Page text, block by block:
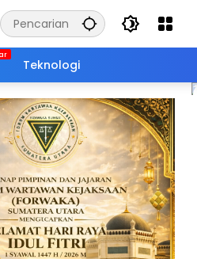
Teknologi